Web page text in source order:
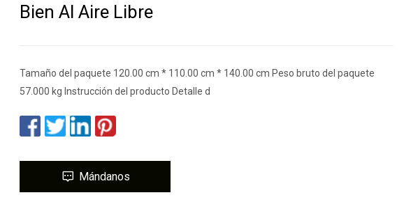
Bien Al Aire Libre
Tamaño del paquete 120.00 cm * 110.00 cm * 140.00 cm Peso bruto del paquete
57.000 kg Instrucción del producto Detalle d
Mándanos